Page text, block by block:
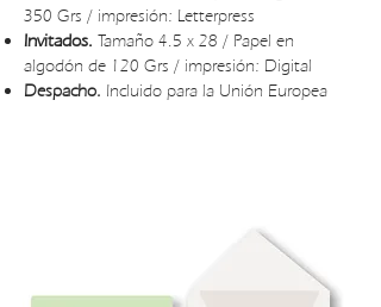
350 Grs / impresión: Letterpress
Invitados. Tamaño 4.5 x 28 / Papel en
algodón de 120 Grs / impresión: Digital
Despacho. Incluido para la Unión Europea